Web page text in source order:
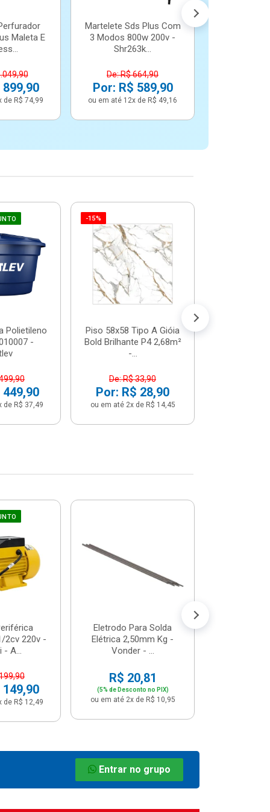
Maleta E
de R$ 74,99
Martelete Sds Plus Com
3 Modos 800w 200v -
Shr263k...
De: R$ 664,90
Por: R$ 589,90
ou em até 12x de R$ 49,16
Polietileno
-
de R$ 37,49
-15%
Piso 58x58 Tipo A Gióia
Bold Brilhante P4 2,68m²
-...
De: R$ 33,90
Por: R$ 28,90
ou em até 2x de R$ 14,45
2cv 220v -
- A...
149,90
de R$ 12,49
Eletrodo Para Solda
Elétrica 2,50mm Kg -
Vonder - ...
R$ 20,81
(5% de Desconto no PIX)
ou em até 2x de R$ 10,95
Entrar no grupo